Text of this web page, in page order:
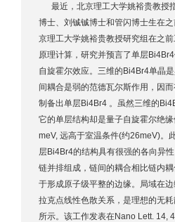
最近，北京理工大学姚裕贵教授
博士、刘铖铖博士和管闪博士生在
京理工大学姚裕贵教授研究组在之
原理计算，研究并预言了单层
自旋霍尔效应。三维的Bi4Br4单晶
间耦合是弱的范德瓦尔斯作用，因
制备出单层Bi4Br4 。虽然三维的
它的单层结构却是量子自旋霍尔绝
meV, 远高于室温条件(约26meV)。
层Bi4Br4的结构具有很强的各向异
链并排组成，链间的耦合相比链内
于形成原子级平整的边缘。局域在
拉克点线性色散关系，是理想的无耗
所示。该工作发表在Nano Lett. 14,